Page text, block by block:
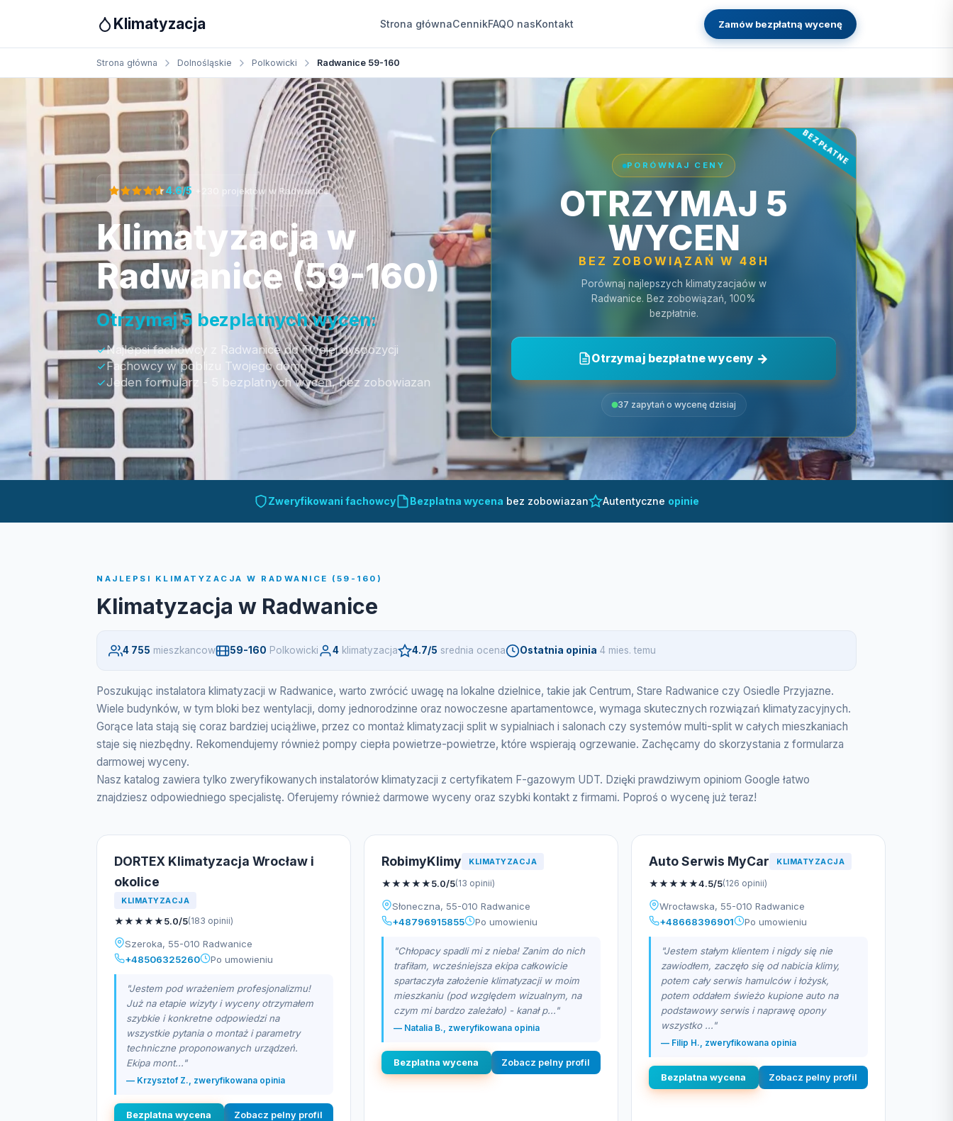
Klimatyzacja Strona głównaCennikFAQO nasKontakt Zamów bezpłatną wycenę
Strona główna Dolnośląskie Polkowicki Radwanice 59-160
4.6/5 +230 projektów w Radwanice
Klimatyzacja w
Radwanice (59-160)
Otrzymaj 5 bezplatnych wycen:
Najlepsi fachowcy z Radwanice do Twojej dyspozycji
Fachowcy w poblizu Twojego domu
Jeden formularz - 5 bezplatnych wycen, bez zobowiazan
PORÓWNAJ CENY
OTRZYMAJ 5
WYCEN
BEZ ZOBOWIĄZAŃ W 48H
Porównaj najlepszych klimatyzacjaów w
Radwanice. Bez zobowiązań, 100%
bezpłatnie.
Otrzymaj bezpłatne wyceny
37 zapytań o wycenę dzisiaj
Zweryfikowani fachowcy Bezplatna wycena bez zobowiazan Autentyczne opinie
NAJLEPSI KLIMATYZACJA W RADWANICE (59-160)
Klimatyzacja w Radwanice
4 755 mieszkancow 59-160 Polkowicki 4 klimatyzacja 4.7/5 srednia ocena Ostatnia opinia 4 mies. temu
Poszukując instalatora klimatyzacji w Radwanice, warto zwrócić uwagę na lokalne dzielnice, takie jak Centrum, Stare Radwanice czy Osiedle Przyjazne.
Wiele budynków, w tym bloki bez wentylacji, domy jednorodzinne oraz nowoczesne apartamentowce, wymaga skutecznych rozwiązań klimatyzacyjnych.
Gorące lata stają się coraz bardziej uciążliwe, przez co montaż klimatyzacji split w sypialniach i salonach czy systemów multi-split w całych mieszkaniach
staje się niezbędny. Rekomendujemy również pompy ciepła powietrze-powietrze, które wspierają ogrzewanie. Zachęcamy do skorzystania z formularza
darmowej wyceny.
Nasz katalog zawiera tylko zweryfikowanych instalatorów klimatyzacji z certyfikatem F-gazowym UDT. Dzięki prawdziwym opiniom Google łatwo
znajdziesz odpowiedniego specjalistę. Oferujemy również darmowe wyceny oraz szybki kontakt z firmami. Poproś o wycenę już teraz!
DORTEX Klimatyzacja Wrocław i
okolice
KLIMATYZACJA
★★★★★5.0/5(183 opinii)
Szeroka, 55-010 Radwanice
+48506325260
Po umowieniu
"Jestem pod wrażeniem profesjonalizmu!
Już na etapie wizyty i wyceny otrzymałem
szybkie i konkretne odpowiedzi na
wszystkie pytania o montaż i parametry
techniczne proponowanych urządzeń.
Ekipa mont..."
— Krzysztof Z., zweryfikowana opinia
Bezplatna wycena Zobacz pelny profil
RobimyKlimy KLIMATYZACJA
★★★★★5.0/5(13 opinii)
Słoneczna, 55-010 Radwanice
+48796915855
Po umowieniu
"Chłopacy spadli mi z nieba! Zanim do nich
trafiłam, wcześniejsza ekipa całkowicie
spartaczyła założenie klimatyzacji w moim
mieszkaniu (pod względem wizualnym, na
czym mi bardzo zależało) - kanał p..."
— Natalia B., zweryfikowana opinia
Bezplatna wycena Zobacz pelny profil
Auto Serwis MyCar KLIMATYZACJA
★★★★★4.5/5(126 opinii)
Wrocławska, 55-010 Radwanice
+48668396901
Po umowieniu
"Jestem stałym klientem i nigdy się nie
zawiodłem, zaczęło się od nabicia klimy,
potem cały serwis hamulców i łożysk,
potem oddałem świeżo kupione auto na
podstawowy serwis i naprawę opony
wszystko ..."
— Filip H., zweryfikowana opinia
Bezplatna wycena Zobacz pelny profil